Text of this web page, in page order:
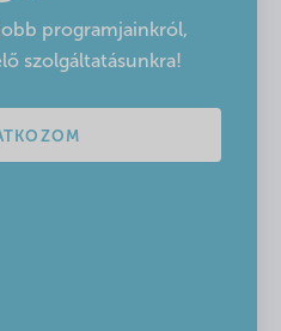
programjainkról,
szolgáltatásunkra!